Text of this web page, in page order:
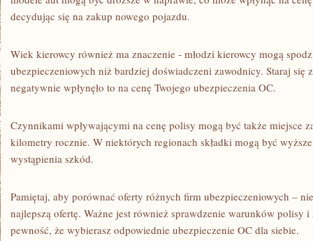
decydując się na zakup nowego ⁣pojazdu.
Wiek kierowcy również ma znaczenie -‍ młodzi‍ kierowcy mogą
ubezpieczeniowych ‍niż bardziej doświadczeni zawodnicy. Staraj się​
negatywnie ‍wpłynęło to na cenę ​Twojego ubezpieczenia OC.
Czynnikami ‍wpływającymi ⁢na cenę polisy mogą​ być także miejsce‌
kilometry rocznie. W ‌niektórych regionach​ składki ⁣mogą być‍
wystąpienia szkód.
Pamiętaj, aby porównać oferty⁤ różnych ‌firm ubezpieczeniowych⁢ –
​najlepszą ofertę. Ważne jest⁤ również⁤ sprawdzenie warunków polisy
pewność, ⁤że wybierasz odpowiednie ubezpieczenie ​OC‌ dla siebie.